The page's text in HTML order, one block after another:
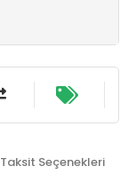
Taksit Seçenekleri